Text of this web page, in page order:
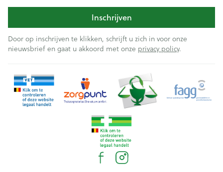
Inschrijven
Door op inschrijven te klikken, schrijft u zich in voor onze
nieuwsbrief en gaat u akkoord met onze privacy policy.